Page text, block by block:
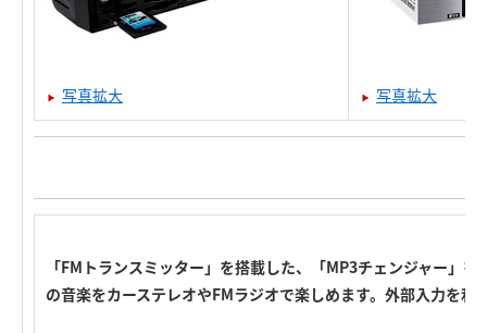
写真拡大 写真拡大
「FMトランスミッター」を搭載した、「MP3チェンジャー」
の音楽をカーステレオやFMラジオで楽しめます。外部入力を